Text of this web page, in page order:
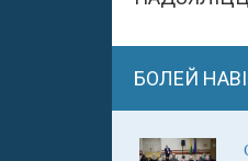
БОЛЕЙ